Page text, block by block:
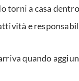
torni a casa
e
quando